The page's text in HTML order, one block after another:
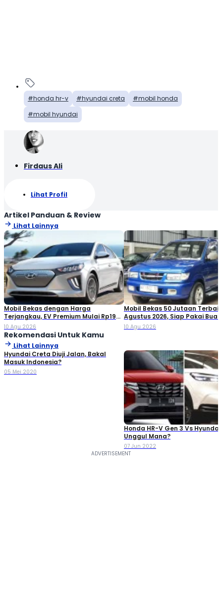
honda hr-v hyundai creta
mobil honda
mobil hyundai
Firdaus Ali
Lihat Profil
Artikel Panduan & Review
Lihat Lainnya
Mobil Bekas dengan Harga
Terjangkau, EV Premium Mulai Rp195
Jutaan!
10 Agu 2026
Mobil Bekas 50 Jutaan
Agustus 2026, Siap Pakai Buat
Keluarga!
10 Agu 2026
Rekomendasi Untuk Kamu
Lihat Lainnya
Hyundai Creta Diuji Jalan, Bakal
Masuk Indonesia?
05 Mei 2020
Honda HR-V Gen 3 Vs
Unggul Mana?
07 Jun 2022